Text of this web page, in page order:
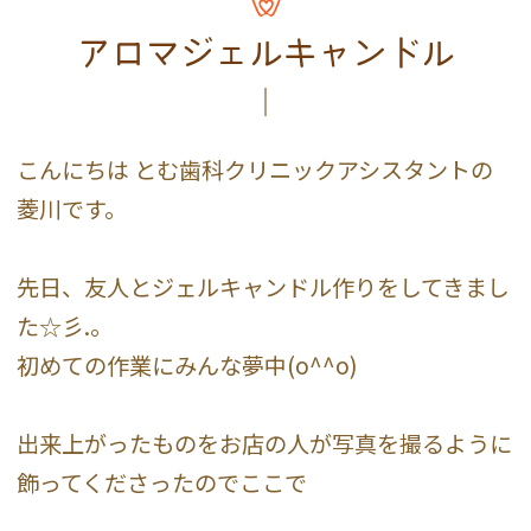
アロマジェルキャンドル
こんにちは とむ歯科クリニックアシスタントの
菱川です。
先日、友人とジェルキャンドル作りをしてきまし
た☆彡.。
初めての作業にみんな夢中(o^^o)
出来上がったものをお店の人が写真を撮るように
飾ってくださったのでここで